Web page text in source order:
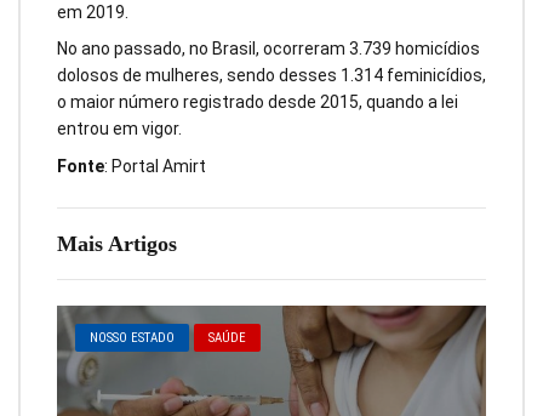
Mais Artigos
NOSSO ESTADO SAÚDE
em 2019.
No ano passado, no Brasil, ocorreram 3.739 homicídios
dolosos de mulheres, sendo desses 1.314 feminicídios,
o maior número registrado desde 2015, quando a lei
entrou em vigor.
Fonte: Portal Amirt